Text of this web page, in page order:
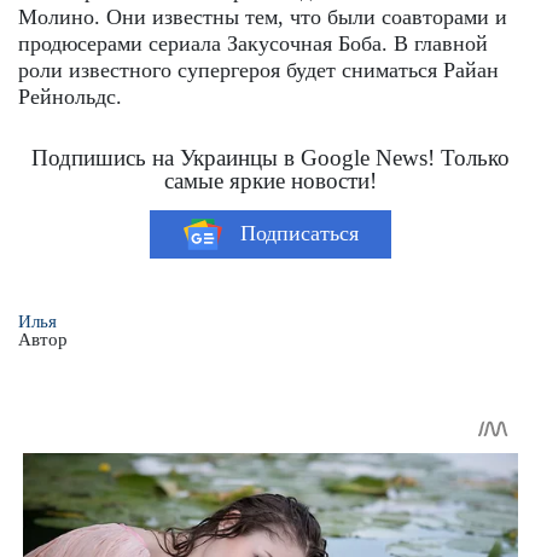
Молино. Они известны тем, что были соавторами и
продюсерами сериала Закусочная Боба. В главной
роли известного супергероя будет сниматься Райан
Рейнольдс.
Подпишись на Украинцы в Google News! Только
самые яркие новости!
Подписаться
Илья
Автор